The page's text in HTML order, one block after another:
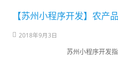
【苏州小程序开发】农产
2018年9月3日
苏州小程序开发